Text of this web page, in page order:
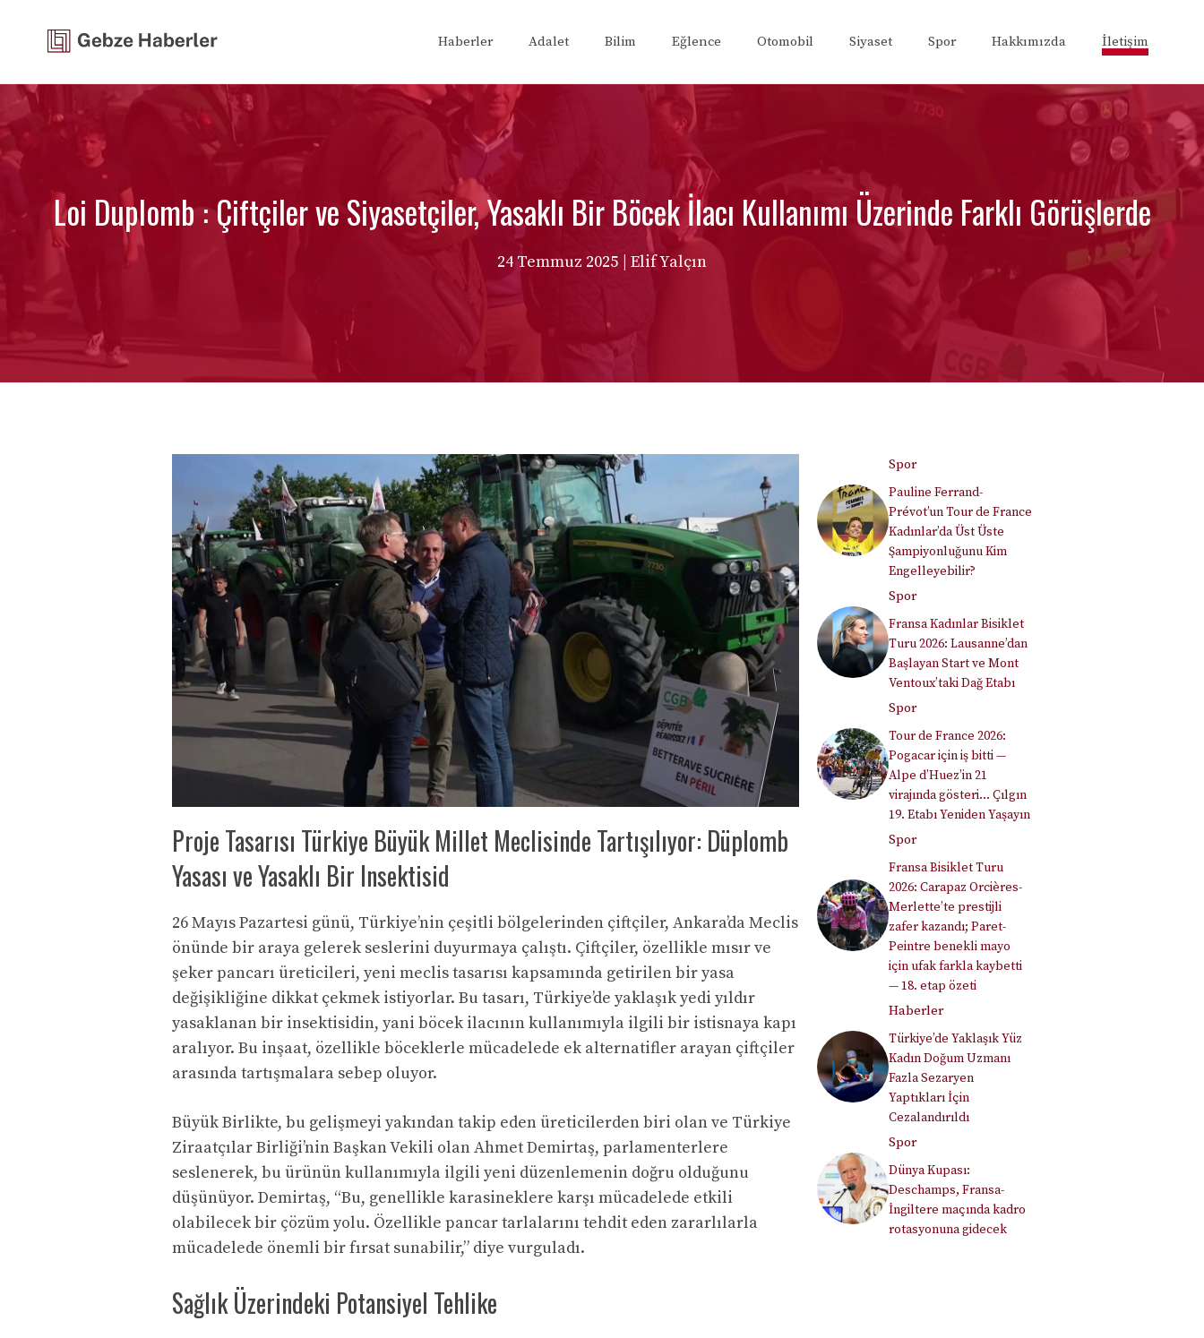
Haberler Adalet Bilim Eğlence Otomobil Siyaset Spor Hakkımızda İletişim
Loi Duplomb : Çiftçiler ve Siyasetçiler, Yasaklı Bir Böcek İlacı Kullanımı Üzerinde Farklı Görüşlerde
24 Temmuz 2025 | Elif Yalçın
Proje Tasarısı Türkiye Büyük Millet Meclisinde Tartışılıyor: Düplomb
Yasası ve Yasaklı Bir Insektisid
26 Mayıs Pazartesi günü, Türkiye’nin çeşitli bölgelerinden çiftçiler, Ankara’da Meclis
önünde bir araya gelerek seslerini duyurmaya çalıştı. Çiftçiler, özellikle mısır ve
şeker pancarı üreticileri, yeni meclis tasarısı kapsamında getirilen bir yasa
değişikliğine dikkat çekmek istiyorlar. Bu tasarı, Türkiye’de yaklaşık yedi yıldır
yasaklanan bir insektisidin, yani böcek ilacının kullanımıyla ilgili bir istisnaya kapı
aralıyor. Bu inşaat, özellikle böceklerle mücadelede ek alternatifler arayan çiftçiler
arasında tartışmalara sebep oluyor.
Büyük Birlikte, bu gelişmeyi yakından takip eden üreticilerden biri olan ve Türkiye
Ziraatçılar Birliği’nin Başkan Vekili olan Ahmet Demirtaş, parlamenterlere
seslenerek, bu ürünün kullanımıyla ilgili yeni düzenlemenin doğru olduğunu
düşünüyor. Demirtaş, “Bu, genellikle karasineklere karşı mücadelede etkili
olabilecek bir çözüm yolu. Özellikle pancar tarlalarını tehdit eden zararlılarla
mücadelede önemli bir fırsat sunabilir,” diye vurguladı.
Sağlık Üzerindeki Potansiyel Tehlike
Spor
Pauline Ferrand-
Prévot’un Tour de France
Kadınlar’da Üst Üste
Şampiyonluğunu Kim
Engelleyebilir?
Spor
Fransa Kadınlar Bisiklet
Turu 2026: Lausanne’dan
Başlayan Start ve Mont
Ventoux’taki Dağ Etabı
Spor
Tour de France 2026:
Pogacar için iş bitti —
Alpe d’Huez’in 21
virajında gösteri… Çılgın
19. Etabı Yeniden Yaşayın
Spor
Fransa Bisiklet Turu
2026: Carapaz Orcières-
Merlette’te prestijli
zafer kazandı; Paret-
Peintre benekli mayo
için ufak farkla kaybetti
— 18. etap özeti
Haberler
Türkiye’de Yaklaşık Yüz
Kadın Doğum Uzmanı
Fazla Sezaryen
Yaptıkları İçin
Cezalandırıldı
Spor
Dünya Kupası:
Deschamps, Fransa-
İngiltere maçında kadro
rotasyonuna gidecek